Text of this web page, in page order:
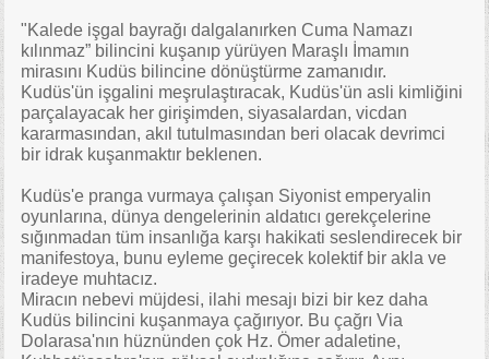
"Kalede işgal bayrağı dalgalanırken Cuma Namazı
kılınmaz” bilincini kuşanıp yürüyen Maraşlı İmamın
mirasını Kudüs bilincine dönüştürme zamanıdır.
Kudüs'ün işgalini meşrulaştıracak, Kudüs'ün asli kimliğini
parçalayacak her girişimden, siyasalardan, vicdan
kararmasından, akıl tutulmasından beri olacak devrimci
bir idrak kuşanmaktır beklenen.
Kudüs'e pranga vurmaya çalışan Siyonist emperyalin
oyunlarına, dünya dengelerinin aldatıcı gerekçelerine
sığınmadan tüm insanlığa karşı hakikati seslendirecek bir
manifestoya, bunu eyleme geçirecek kolektif bir akla ve
iradeye muhtacız.
Miracın nebevi müjdesi, ilahi mesajı bizi bir kez daha
Kudüs bilincini kuşanmaya çağırıyor. Bu çağrı Via
Dolarasa'nın hüznünden çok Hz. Ömer adaletine,